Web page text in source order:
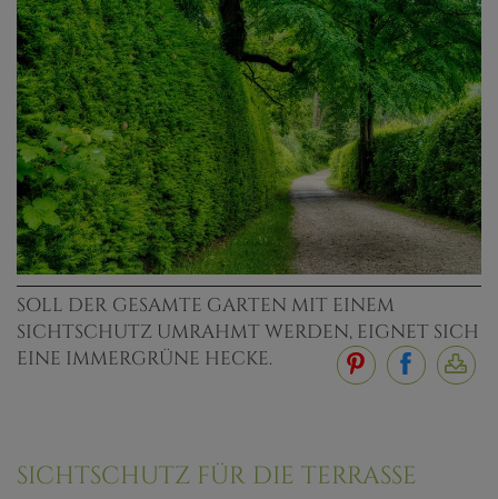
SOLL DER GESAMTE GARTEN MIT EINEM
SICHTSCHUTZ UMRAHMT WERDEN, EIGNET SICH
EINE IMMERGRÜNE HECKE.
SICHTSCHUTZ FÜR DIE TERRASSE